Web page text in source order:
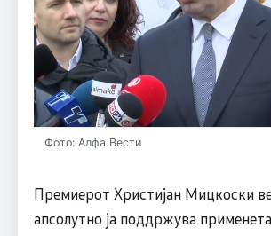
Фото: Алфа Вести
Премиерот Христијан Мицкоски
апсолутно ја поддржува